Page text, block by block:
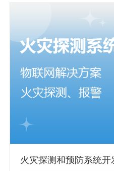
在许多工业和民用领域，集
和供水作用。该系统由传感
平台和控制设备组...